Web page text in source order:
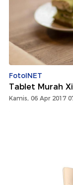
FotoINET
Tablet Murah
Kamis, 06 Apr 2017